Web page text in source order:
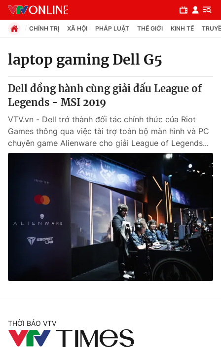
Chuyên mục
Chính trị
Xã hội
Pháp luật
Thế giới
Câu chuyện quốc tế
Kinh tế
Thị trường
Góc doanh nghiệp
Dữ liệu và đời sống
Truyền hình
Phim VTV
Hậu trường
Giải trí
Điện ảnh
CHÍNH TRỊ XÃ HỘI PHÁP LUẬT THẾ GIỚI KINH TẾ
laptop gaming Dell G5
Dell đồng hành cùng giải đấu League of
Legends - MSI 2019
VTV.vn - Dell trở thành đối tác chính thức của Riot
Games thông qua việc tài trợ toàn bộ màn hình và PC
chuyên game Alienware cho giải League of Legends...
THỜI BÁO VTV